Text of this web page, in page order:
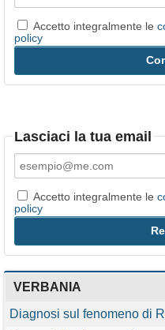
Accetto integralmente le
policy
Lasciaci la tua email
Accetto integralmente le
policy
VERBANIA
Diagnosi sul fenomeno di